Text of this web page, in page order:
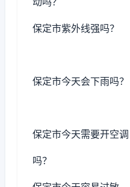
保定市紫外线强吗？
保定市今天会下雨吗？
保定市今天需要开空调
吗？